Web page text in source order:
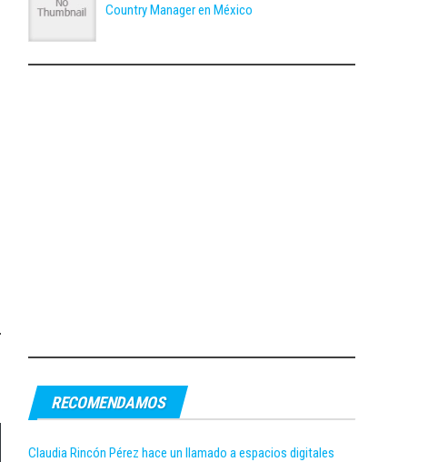
Country Manager en México
RECOMENDAMOS
Claudia Rincón Pérez hace un llamado a espacios digitales